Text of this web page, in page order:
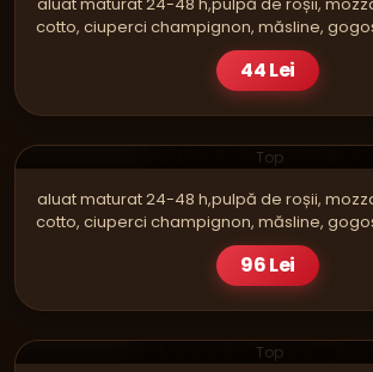
cotto, ciuperci champignon, măsline,
E.V.O
44 Lei
Top
CAPRICIOSA
PIZZA
aluat maturat 24-48 h,pulpă de roșii,
cotto, ciuperci champignon, măsline,
E.V.O
96 Lei
Top
SOS DE USTUROI -
SOSURI